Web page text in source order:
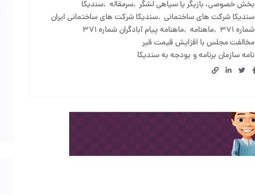
بخش خصوصی، بازیگر یا سیاهی لشگر سرمقاله سندیکا
سندیکا شرکت های ساختمانی سندیکا شرکت های ساختمانی ایران
شماره ۳۷۱
ماهنامه ماهنامه پیام آبادگران شماره ۳۷۱
مخالفت مجلس با افزایش قیمت قیر
نامه سازمان برنامه و بودجه به سندیکا